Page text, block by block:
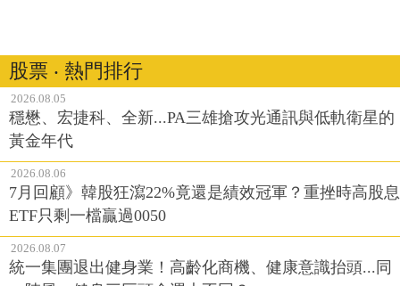
股票 ‧ 熱門排行
2026.08.05
穩懋、宏捷科、全新...PA三雄搶攻光通訊與低軌衛星的
黃金年代
2026.08.06
7月回顧》韓股狂瀉22%竟還是績效冠軍？重挫時高股息
ETF只剩一檔贏過0050
2026.08.07
統一集團退出健身業！高齡化商機、健康意識抬頭...同